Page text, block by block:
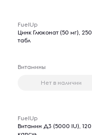
FuelUp
Цинк Глюконат (50 мг), 250
табл
Витамины
Нет в наличии
FuelUp
Витамин Д3 (5000 IU), 120